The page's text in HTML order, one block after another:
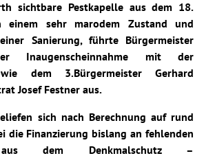
sichtbare Pestkapelle aus dem 18.
einem sehr marodem Zustand und
Sanierung, führte Bürgermeister
Inaugenscheinnahme mit der
dem 3.Bürgermeister Gerhard
Josef Festner aus.
sich nach Berechnung auf rund
die Finanzierung bislang an fehlenden
aus dem Denkmalschutz –